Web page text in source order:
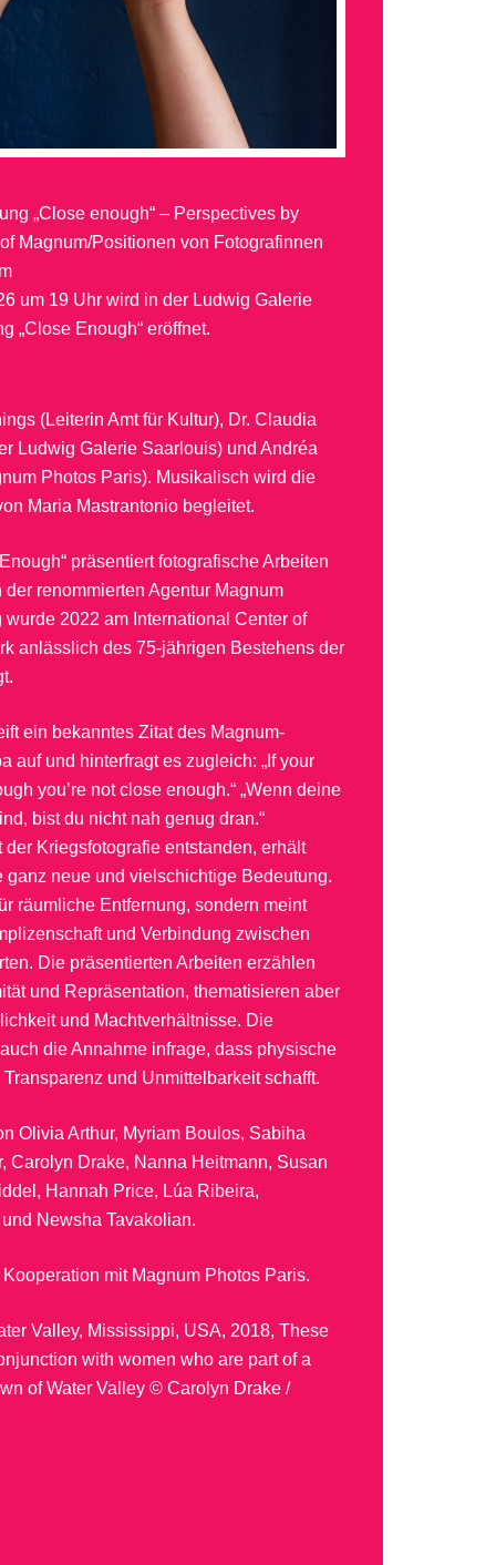
„Close enough“ – Perspectives by
Magnum/Positionen von Fotografinnen
um 19 Uhr wird in der Ludwig Galerie
„Close Enough“ eröffnet.
(Leiterin Amt für Kultur), Dr. Claudia
Ludwig Galerie Saarlouis) und Andréa
Photos Paris). Musikalisch wird die
Maria Mastrantonio begleitet.
präsentiert fotografische Arbeiten
renommierten Agentur Magnum
2022 am International Center of
anlässlich des 75-jährigen Bestehens der
ein bekanntes Zitat des Magnum-
auf und hinterfragt es zugleich: „If your
you’re not close enough.“ „Wenn deine
bist du nicht nah genug dran.“
Kriegsfotografie entstanden, erhält
ganz neue und vielschichtige Bedeutung.
räumliche Entfernung, sondern meint
und Verbindung zwischen
Die präsentierten Arbeiten erzählen
und Repräsentation, thematisieren aber
und Machtverhältnisse. Die
die Annahme infrage, dass physische
und Unmittelbarkeit schafft.
Olivia Arthur, Myriam Boulos, Sabiha
Carolyn Drake, Nanna Heitmann, Susan
Hannah Price, Lúa Ribeira,
Newsha Tavakolian.
mit Magnum Photos Paris.
Valley, Mississippi, USA, 2018, These
with women who are part of a
of Water Valley © Carolyn Drake /